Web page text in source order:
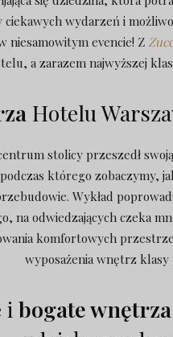
wydarzeń i
niesamowitym evencie! Z
a zarazem najwyższej
Hotelu
stolicy przeszedł
którego zobaczymy,
Wykład
na odwiedzających czeka
komfortowych
wyposażenia wnętrz klasy
i bogate wnętrza